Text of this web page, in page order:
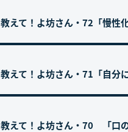
教えて！よ坊さん・72「慢性
教えて！よ坊さん・71「自分
教えて！よ坊さん・70 「口の